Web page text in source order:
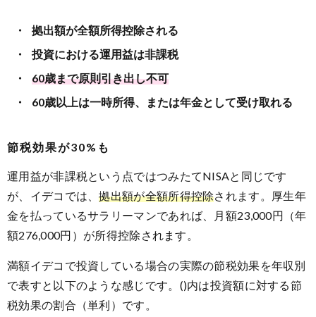
拠出額が全額所得控除される
投資における運用益は非課税
60歳まで原則引き出し不可
60歳以上は一時所得、または年金として受け取れる
節税効果が30%も
運用益が非課税という点ではつみたてNISAと同じです
が、イデコでは、拠出額が全額所得控除されます。厚生年
金を払っているサラリーマンであれば、月額23,000円（年
額276,000円）が所得控除されます。
満額イデコで投資している場合の実際の節税効果を年収別
で表すと以下のような感じです。()内は投資額に対する節
税効果の割合（単利）です。